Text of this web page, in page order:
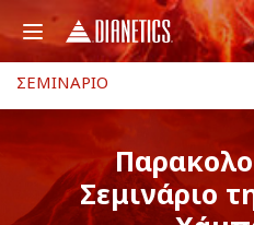
ΣΕΜΙΝΑΡΙΟ
Σεμινάριο